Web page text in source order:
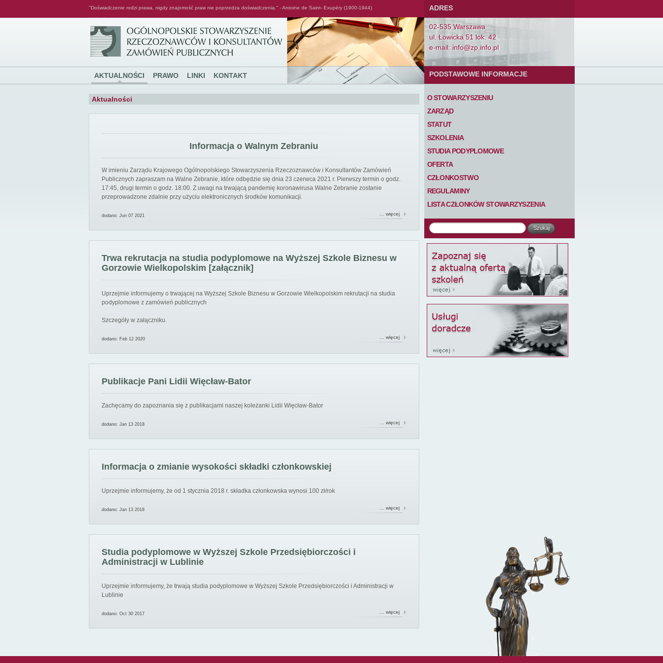
"Doświadczenie rodzi prawa, nigdy znajomość praw nie poprzedza doświadczenia." - Antoine de Saint- Exupéry (1900-1944)
AKTUALNOŚCI PRAWO LINKI KONTAKT
ADRES
02-535 Warszawa
ul. Łowicka 51 lok. 42
e-mail: info@zp.info.pl
PODSTAWOWE INFORMACJE
O STOWARZYSZENIU
ZARZĄD
STATUT
SZKOLENIA
STUDIA PODYPLOMOWE
OFERTA
CZŁONKOSTWO
REGULAMINY
LISTA CZŁONKÓW STOWARZYSZENIA
Aktualności
Informacja o Walnym Zebraniu
W imieniu Zarządu Krajowego Ogólnopolskiego Stowarzyszenia Rzeczoznawców i Konsultantów Zamówień
Publicznych zapraszam na Walne Zebranie, które odbędzie się dnia 23 czerwca 2021 r. Pierwszy termin o godz.
17:45, drugi termin o godz. 18:00. Z uwagi na trwającą pandemię koronawirusa Walne Zebranie zostanie
przeprowadzone zdalnie przy użyciu elektronicznych środków komunikacji.
dodano: Jun 07 2021 … więcej
Trwa rekrutacja na studia podyplomowe na Wyższej Szkole Biznesu w
Gorzowie Wielkopolskim [załącznik]
Uprzejmie informujemy o trwającej na Wyższej Szkole Biznesu w Gorzowie Wielkopolskim rekrutacji na studia
podyplomowe z zamówień publicznych
Szczegóły w załączniku.
dodano: Feb 12 2020 … więcej
Publikacje Pani Lidii Więcław-Bator
Zachęcamy do zapoznania się z publikacjami naszej koleżanki Lidii Więcław-Bator
dodano: Jan 13 2018 … więcej
Informacja o zmianie wysokości składki członkowskiej
Uprzejmie informujemy, że od 1 stycznia 2018 r. składka członkowska wynosi 100 zł/rok
dodano: Jan 13 2018 … więcej
Studia podyplomowe w Wyższej Szkole Przedsiębiorczości i
Administracji w Lublinie
Uprzejmie informujemy, że trwają studia podyplomowe w Wyższej Szkole Przedsiębiorczości i Administracji w
Lublinie
dodano: Oct 30 2017 … więcej